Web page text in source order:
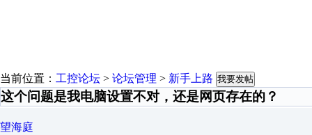
当前位置： 工控论坛 > 论坛管理 > 新手上路 我要发帖
这个问题是我电脑设置不对，还是网页存在的？
望海庭